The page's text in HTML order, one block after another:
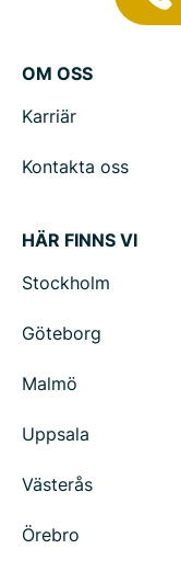
OM OSS
Karriär
Kontakta oss
HÄR FINNS VI
Stockholm
Göteborg
Malmö
Uppsala
Västerås
Örebro